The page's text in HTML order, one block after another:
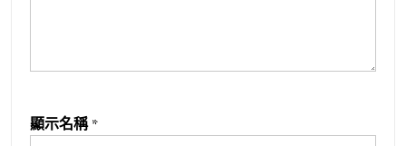
顯示名稱 *